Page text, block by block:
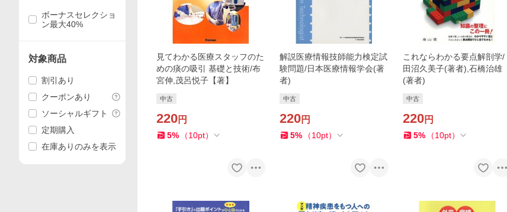
見てわかる医療スタッフのた
めの痰の吸引 基礎と技術/布
宮伸,茂呂悦子【著】
中古
220円
5% （10pt）
解説医療情報技師能力検定試
験問題/日本医療情報学会(著
者)
中古
220円
5% （10pt）
これならわかる要点解剖学/
田沼久美子(著者),石橋治雄
(著者)
中古
220円
5% （10pt）
ボーナスセレクショ
ン最大40%
対象商品
割引あり
クーポンあり
ソーシャルギフト
定期購入
在庫ありのみを表示